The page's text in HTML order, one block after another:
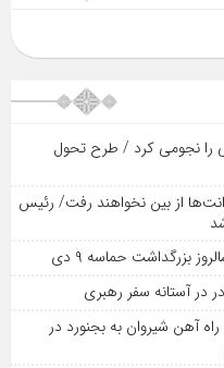
را نجومی کرد / طرح تحول
از بین نخواهند رفت/ رئیس
بزرگداشت حماسه ۹ دی
در آستانه سفر رهبری
آهن شیروان به بجنورد در